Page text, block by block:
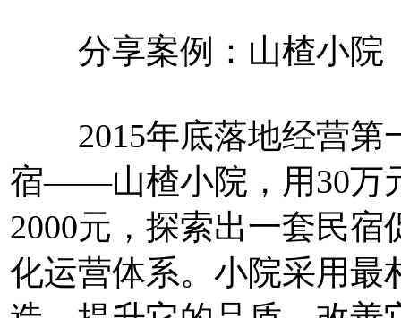
分享案例：山楂小院
2015年底落地经营第
宿——山楂小院，用30万
2000元，探索出一套民
化运营体系。小院采用最